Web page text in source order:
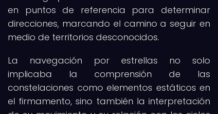
en puntos de referencia para determinar
direcciones, marcando el camino a seguir en
medio de territorios desconocidos.
La navegación por estrellas no solo
implicaba la comprensión de las
constelaciones como elementos estáticos en
el firmamento, sino también la interpretación